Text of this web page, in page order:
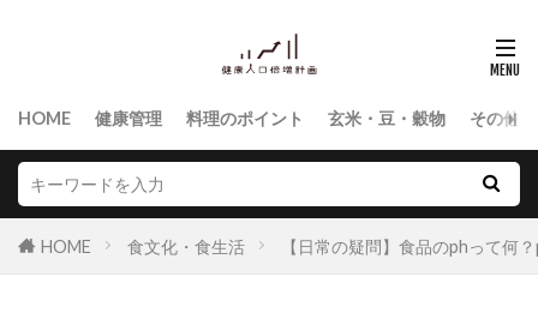
HOME 健康管理 料理のポイント 玄米・豆・穀物 その他
HOME 食文化・食生活 【日常の疑問】食品のphって何